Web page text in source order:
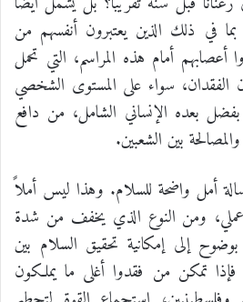
بما في ذلك الذين يعتبرون أنفسهم من
أعصابهم أمام هذه المراسم، التي تحمل
الفقدان، سواء على المستوى الشخصي
بعده الإنساني الشامل، من دافع
بين الشعبين.
أمل واضحة للسلام. وهذا ليس أملاً
ومن النوع الذي يخفف من شدة
إلى إمكانية تحقيق السلام بين
فإذا تمكن من فقدوا أغلى ما يملكون